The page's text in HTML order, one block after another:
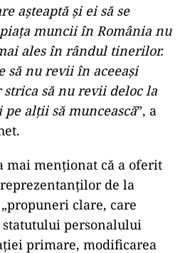
așteaptă și ei să se
muncii în România nu
ales în rândul tinerilor.
să nu revii în aceeași
să nu revii deloc la
pe alții să muncească”, a
menționat că a oferit
de la
clare, care
personalului
primare, modificarea